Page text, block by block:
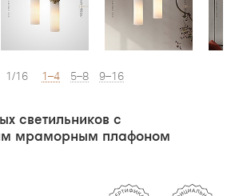
1/16 1–4 5–8 9–16
светильников с
мраморным плафоном